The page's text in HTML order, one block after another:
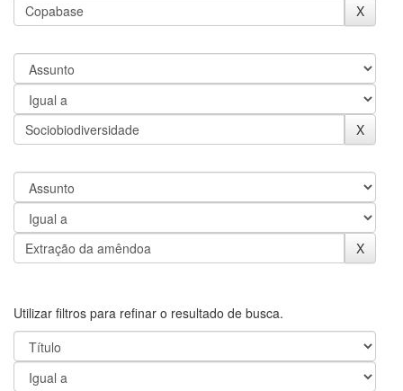
Utilizar filtros para refinar o resultado de busca.